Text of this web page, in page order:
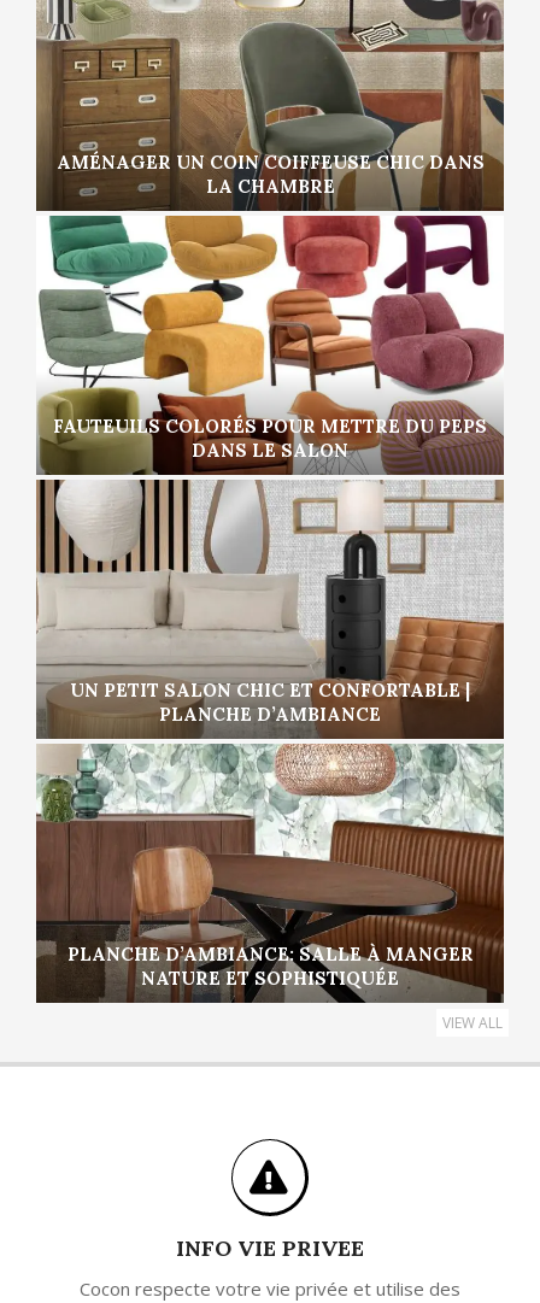
AMÉNAGER UN COIN COIFFEUSE CHIC DANS
LA CHAMBRE
FAUTEUILS COLORÉS POUR METTRE DU PEPS
DANS LE SALON
UN PETIT SALON CHIC ET CONFORTABLE |
PLANCHE D’AMBIANCE
PLANCHE D’AMBIANCE: SALLE À MANGER
NATURE ET SOPHISTIQUÉE
VIEW ALL
INFO VIE PRIVEE
Cocon respecte votre vie privée et utilise des